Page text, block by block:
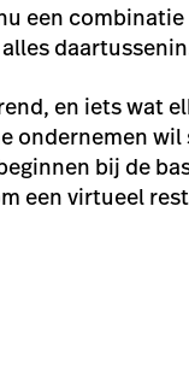
een
en iets wat
ondernemen
bij de
een virtueel